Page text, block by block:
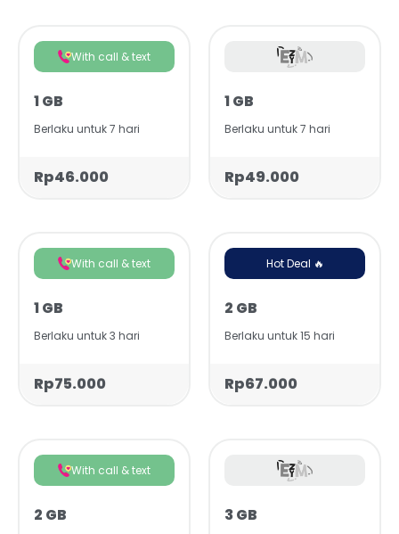
With call & text
1 GB
Berlaku untuk 7 hari
Rp46.000
1 GB
Berlaku untuk 7 hari
Rp49.000
With call & text
1 GB
Berlaku untuk 3 hari
Rp75.000
Hot Deal 🔥
2 GB
Berlaku untuk 15 hari
Rp67.000
With call & text
2 GB 3 GB